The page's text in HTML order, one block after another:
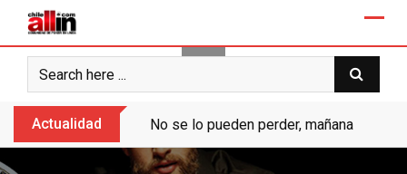
content
Actualidad No se lo pueden perder, mañana “Ases